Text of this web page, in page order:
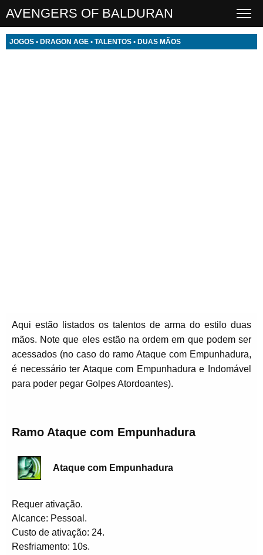
AVENGERS OF BALDURAN
JOGOS • DRAGON AGE • TALENTOS • DUAS MÃOS
Aqui estão listados os talentos de arma do estilo duas
mãos. Note que eles estão na ordem em que podem ser
acessados (no caso do ramo Ataque com Empunhadura,
é necessário ter Ataque com Empunhadura e Indomável
para poder pegar Golpes Atordoantes).
Ramo Ataque com Empunhadura
Ataque com Empunhadura
Requer ativação.
Alcance: Pessoal.
Custo de ativação: 24.
Resfriamento: 10s.